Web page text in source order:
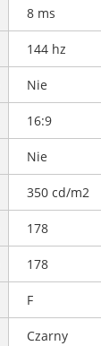
8 ms
144 hz
Nie
16:9
Nie
350 cd/m2
178
178
F
Czarny